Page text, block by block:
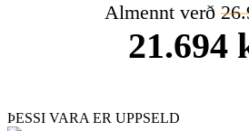
Almennt verð
21.694
ÞESSI VARA ER UPPSELD